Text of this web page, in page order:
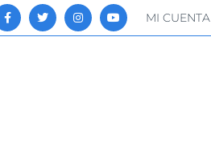
MI CUENTA